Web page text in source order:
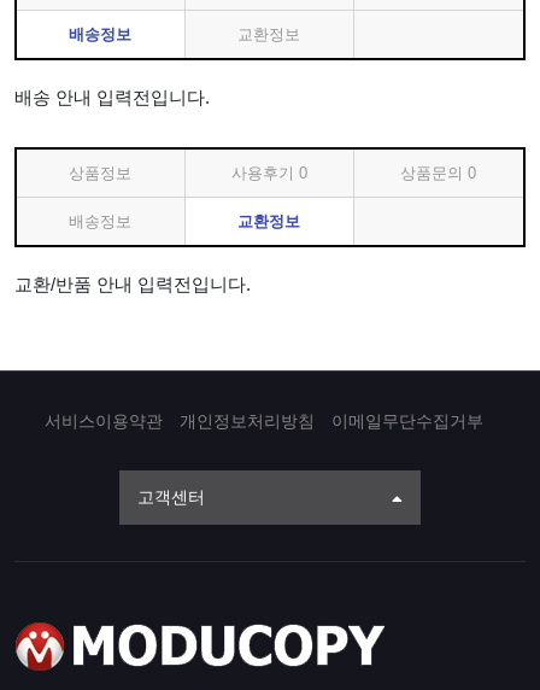
배송정보 교환정보
배송 안내 입력전입니다.
상품정보 사용후기 0 상품문의0
배송정보 교환정보
교환/반품 안내 입력전입니다.
서비스이용약관 개인정보처리방침 이메일무단수집거부
고객센터